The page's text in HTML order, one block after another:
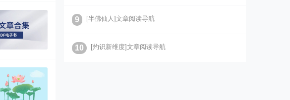
9 [半佛仙人]文章阅读导航
10 [灼识新维度]文章阅读导航